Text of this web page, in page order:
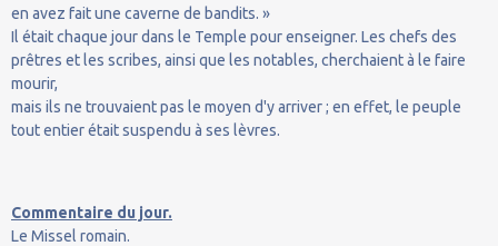
en avez fait une caverne de bandits. »
Il était chaque jour dans le Temple pour enseigner. Les chefs des
prêtres et les scribes, ainsi que les notables, cherchaient à le faire
mourir,
mais ils ne trouvaient pas le moyen d'y arriver ; en effet, le peuple
tout entier était suspendu à ses lèvres.
Commentaire du jour.
Le Missel romain.